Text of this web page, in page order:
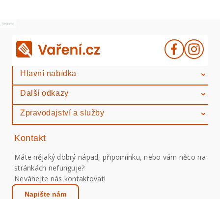
Reklama
Hlavní nabídka
Další odkazy
Zpravodajství a služby
Kontakt
Máte nějaký dobrý nápad, připomínku, nebo vám něco na
stránkách nefunguje?
Neváhejte nás kontaktovat!
Napište nám